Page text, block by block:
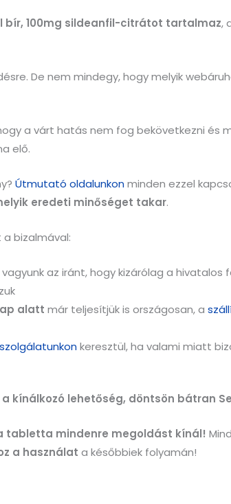
bír, 100mg sildeanfil-citrátot tartalmaz,
De nem mindegy, hogy melyik
a várt hatás nem fog bekövetkezni és
elő.
Útmutató oldalunkonminden ezzel
eredeti minőséget takar.
bizalmával:
vagyunk az iránt, hogy kizárólag a hivatalos
alatt már teljesítjük is országosan,a
keresztül, ha valami miatt
kínálkozó lehetőség, döntsön bátran
tabletta mindenre megoldást kínál!
a használat a későbbiek folyamán!